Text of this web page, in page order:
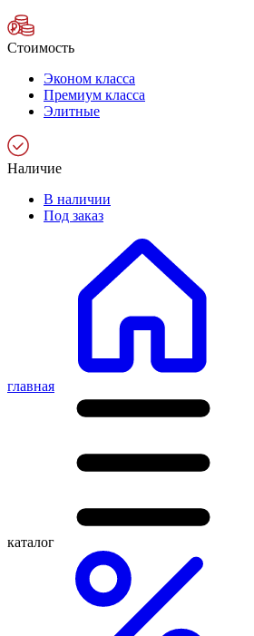
Стоимость
Эконом класса
Премиум класса
Элитные
Наличие
В наличии
Под заказ
главная
каталог